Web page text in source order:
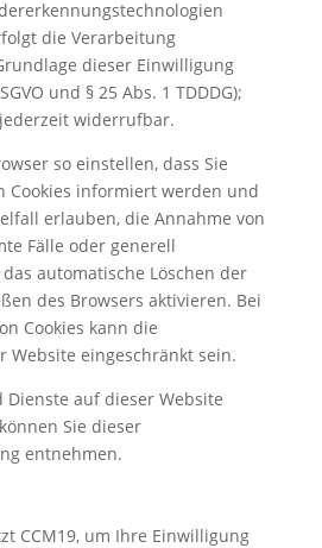
die Verarbeitung
dieser Einwilligung
und § 25 Abs. 1 TDDDG);
widerrufbar.
so einstellen, dass Sie
Cookies informiert werden und
erlauben, die Annahme von
Fälle oder generell
automatische Löschen der
des Browsers aktivieren. Bei
Cookies kann die
Website eingeschränkt sein.
Dienste auf dieser Website
Sie dieser
entnehmen.
CCM19, um Ihre Einwilligung